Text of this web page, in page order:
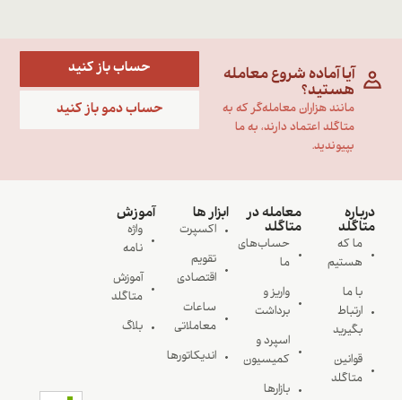
آیا آماده شروع معامله
هستید؟
مانند هزاران معامله‌گر که به
متاگلد اعتماد دارند، به ما
بپیوندید.
حساب باز کنید
حساب دمو باز کنید
درباره
متاگلد
ما که
هستیم
با ما
ارتباط
بگیرید
قوانین
متاگلد
معامله در
متاگلد
حساب‌های
ما
واریز و
برداشت
اسپرد و
کمیسیون
بازارها
ابزار ها
اکسپرت
تقویم
اقتصادی
ساعات
معاملاتی
اندیکاتورها
آموزش
واژه
نامه
آموزش
متاگلد
بلاگ